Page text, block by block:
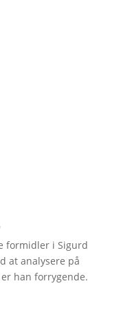
formidler i Sigurd
at analysere på
han forrygende.